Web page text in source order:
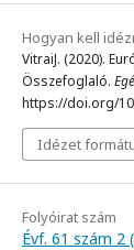
Hogyan kell
VitraiJ. (2020).
Összefoglaló.
https://doi.org/
Idézet
Folyóirat szám
Évf. 61 szám 2